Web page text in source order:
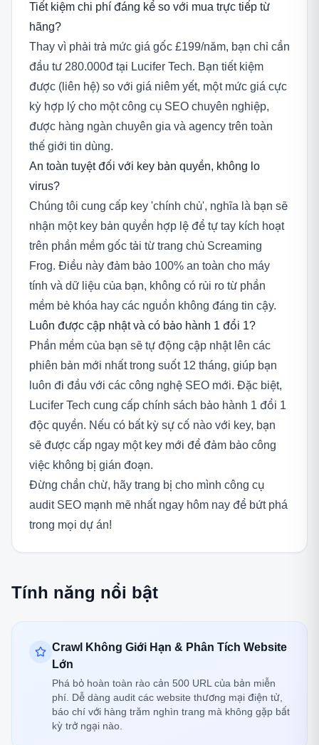
Tiết kiệm chi phí đáng kể so với mua trực tiếp từ
hãng?
Thay vì phải trả mức giá gốc £199/năm, bạn chỉ cần
đầu tư 280.000đ tại Lucifer Tech. Bạn tiết kiệm
được (liên hệ) so với giá niêm yết, một mức giá cực
kỳ hợp lý cho một công cụ SEO chuyên nghiệp,
được hàng ngàn chuyên gia và agency trên toàn
thế giới tin dùng.
An toàn tuyệt đối với key bản quyền, không lo
virus?
Chúng tôi cung cấp key 'chính chủ', nghĩa là bạn sẽ
nhận một key bản quyền hợp lệ để tự tay kích hoạt
trên phần mềm gốc tải từ trang chủ Screaming
Frog. Điều này đảm bảo 100% an toàn cho máy
tính và dữ liệu của bạn, không có rủi ro từ phần
mềm bẻ khóa hay các nguồn không đáng tin cậy.
Luôn được cập nhật và có bảo hành 1 đổi 1?
Phần mềm của bạn sẽ tự động cập nhật lên các
phiên bản mới nhất trong suốt 12 tháng, giúp bạn
luôn đi đầu với các công nghệ SEO mới. Đặc biệt,
Lucifer Tech cung cấp chính sách bảo hành 1 đổi 1
độc quyền. Nếu có bất kỳ sự cố nào với key, bạn
sẽ được cấp ngay một key mới để đảm bảo công
việc không bị gián đoạn.
Đừng chần chừ, hãy trang bị cho mình công cụ
audit SEO mạnh mẽ nhất ngay hôm nay để bứt phá
trong mọi dự án!
Tính năng nổi bật
Crawl Không Giới Hạn & Phân Tích Website
Lớn
Phá bỏ hoàn toàn rào cản 500 URL của bản miễn
phí. Dễ dàng audit các website thương mại điện tử,
báo chí với hàng trăm nghìn trang mà không gặp bất
kỳ trở ngại nào.